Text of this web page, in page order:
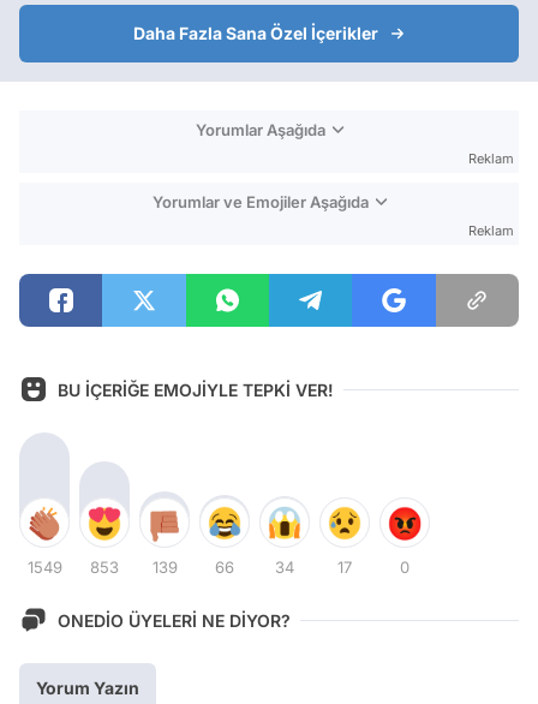
Daha Fazla Sana Özel İçerikler
Yorumlar Aşağıda
Reklam
Yorumlar ve Emojiler Aşağıda
Reklam
BU İÇERİĞE EMOJİYLE TEPKİ VER!
1549 853 139 66 34 17 0
ONEDİO ÜYELERİ NE DİYOR?
Yorum Yazın